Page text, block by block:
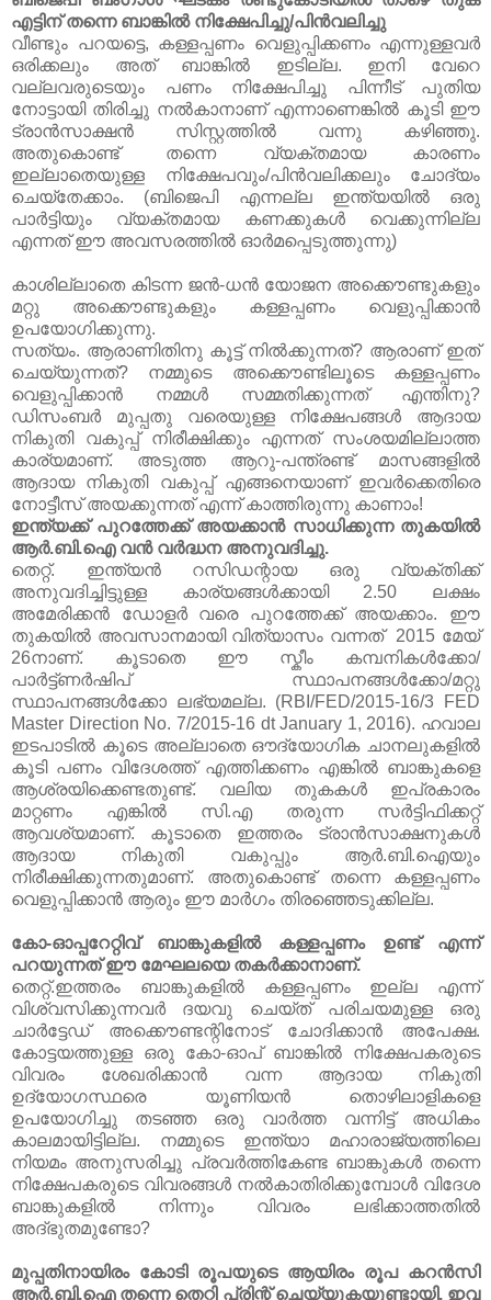
എട്ടിന് തന്നെ ബാങ്കില്‍ നിക്ഷേപിച്ചു/പിന്‍വലിച്ചു
വീണ്ടും പറയട്ടെ, കള്ളപ്പണം വെളുപ്പിക്കണം എന്നുള്ളവര്‍
ഒരിക്കലും അത് ബാങ്കില്‍ ഇടില്ല. ഇനി വേറെ
വല്ലവരുടെയും പണം നിക്ഷേപിച്ചു പിന്നീട് പുതിയ
നോട്ടായി തിരിച്ചു നല്‍കാനാണ് എന്നാണെങ്കില്‍ കൂടി ഈ
ട്രാന്‍സാക്ഷന്‍ സിസ്റ്റത്തില്‍ വന്നു കഴിഞ്ഞു.
അതുകൊണ്ട് തന്നെ വ്യക്തമായ കാരണം
ഇല്ലാതെയുള്ള നിക്ഷേപവും/പിന്‍വലിക്കലും ചോദ്യം
ചെയ്തേക്കാം. (ബിജെപി എന്നല്ല ഇന്ത്യയില്‍ ഒരു
പാര്‍ട്ടിയും വ്യക്തമായ കണക്കുകള്‍ വെക്കുന്നില്ല
എന്നത് ഈ അവസരത്തില്‍ ഓര്‍മപ്പെടുത്തുന്നു)
കാശില്ലാതെ കിടന്ന ജന്‍-ധന്‍ യോജന അക്കൌണ്ടുകളും
മറ്റു അക്കൌണ്ടുകളും കള്ളപ്പണം വെളുപ്പിക്കാന്‍
ഉപയോഗിക്കുന്നു.
സത്യം. ആരാണിതിനു കൂട്ട് നില്‍ക്കുന്നത്? ആരാണ് ഇത്
ചെയ്യുന്നത്? നമ്മുടെ അക്കൌണ്ടിലൂടെ കള്ളപ്പണം
വെളുപ്പിക്കാന്‍ നമ്മള്‍ സമ്മതിക്കുന്നത് എന്തിനു?
ഡിസംബര്‍ മുപ്പതു വരെയുള്ള നിക്ഷേപങ്ങള്‍ ആദായ
നികുതി വകുപ്പ് നിരീക്ഷിക്കും എന്നത് സംശയമില്ലാത്ത
കാര്യമാണ്. അടുത്ത ആറു-പന്ത്രണ്ട് മാസങ്ങളില്‍
ആദായ നികുതി വകുപ്പ് എങ്ങനെയാണ് ഇവര്‍ക്കെതിരെ
നോട്ടീസ് അയക്കുന്നത് എന്ന് കാത്തിരുന്നു കാണാം!
ഇന്ത്യക്ക് പുറത്തേക്ക് അയക്കാന്‍ സാധിക്കുന്ന തുകയില്‍
ആര്‍.ബി.ഐ വന്‍ വര്‍ദ്ധന അനുവദിച്ചു.
തെറ്റ്. ഇന്ത്യന്‍ റസിഡന്റായ ഒരു വ്യക്തിക്ക്
അനുവദിച്ചിട്ടുള്ള കാര്യങ്ങള്‍ക്കായി 2.50 ലക്ഷം
അമേരിക്കന്‍ ഡോളര്‍ വരെ പുറത്തേക്ക് അയക്കാം. ഈ
തുകയില്‍ അവസാനമായി വിത്യാസം വന്നത് 2015 മേയ്
26നാണ്. കൂടാതെ ഈ സ്കീം കമ്പനികള്‍ക്കോ/
പാര്‍ട്ട്ണര്‍ഷിപ്‌ സ്ഥാപനങ്ങള്‍ക്കോ/മറ്റു
സ്ഥാപനങ്ങള്‍ക്കോ ലഭ്യമല്ല. (RBI/FED/2015-16/3 FED
Master Direction No. 7/2015-16 dt January 1, 2016). ഹവാല
ഇടപാടില്‍ കൂടെ അല്ലാതെ ഔദ്യോഗിക ചാനലുകളില്‍
കൂടി പണം വിദേശത്ത് എത്തിക്കണം എങ്കില്‍ ബാങ്കുകളെ
ആശ്രയിക്കെണ്ടതുണ്ട്. വലിയ തുകകള്‍ ഇപ്രകാരം
മാറ്റണം എങ്കില്‍ സി.എ തരുന്ന സര്‍ട്ടിഫിക്കറ്റ്
ആവശ്യമാണ്. കൂടാതെ ഇത്തരം ട്രാന്‍സാക്ഷനുകള്‍
ആദായ നികുതി വകുപ്പും ആര്‍.ബി.ഐയും
നിരീക്ഷിക്കുന്നതുമാണ്. അതുകൊണ്ട് തന്നെ കള്ളപ്പണം
വെളുപ്പിക്കാന്‍ ആരും ഈ മാര്‍ഗം തിരഞ്ഞെടുക്കില്ല.
കോ-ഓപ്പറേറ്റിവ് ബാങ്കുകളില്‍ കള്ളപ്പണം ഉണ്ട് എന്ന്
പറയുന്നത് ഈ മേഘലയെ തകര്‍ക്കാനാണ്.
തെറ്റ്.ഇത്തരം ബാങ്കുകളില്‍ കള്ളപ്പണം ഇല്ല എന്ന്
വിശ്വസിക്കുന്നവര്‍ ദയവു ചെയ്ത് പരിചയമുള്ള ഒരു
ചാര്‍ട്ടേഡ് അക്കൌണ്ടന്റിനോട് ചോദിക്കാന്‍ അപേക്ഷ.
കോട്ടയത്തുള്ള ഒരു കോ-ഓപ് ബാങ്കില്‍ നിക്ഷേപകരുടെ
വിവരം ശേഖരിക്കാന്‍ വന്ന ആദായ നികുതി
ഉദ്യോഗസ്ഥരെ യൂണിയന്‍ തൊഴിലാളികളെ
ഉപയോഗിച്ചു തടഞ്ഞ ഒരു വാര്‍ത്ത വന്നിട്ട് അധികം
കാലമായിട്ടില്ല. നമ്മുടെ ഇന്ത്യാ മഹാരാജ്യത്തിലെ
നിയമം അനുസരിച്ചു പ്രവര്‍ത്തികേണ്ട ബാങ്കുകള്‍ തന്നെ
നിക്ഷേപകരുടെ വിവരങ്ങള്‍ നല്‍കാതിരിക്കുമ്പോള്‍ വിദേശ
ബാങ്കുകളില്‍ നിന്നും വിവരം ലഭിക്കാത്തതില്‍
അദ്ഭുതമുണ്ടോ?
മുപ്പതിനായിരം കോടി രൂപയുടെ ആയിരം രൂപ കറന്‍സി
ആര്‍.ബി.ഐ തന്നെ തെറ്റി പ്രിന്റ്‌ ചെയ്യുകയുണ്ടായി. ഇവ